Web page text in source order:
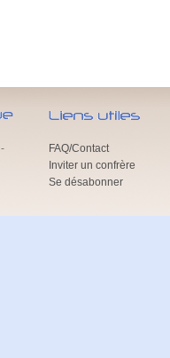
-
FAQ/Contact
Inviter un confrère
Se désabonner